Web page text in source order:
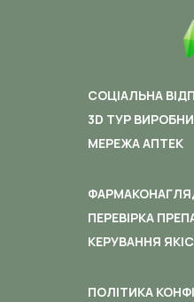
СОЦІАЛЬНА
3D ТУР
МЕРЕЖА АПТЕК
ПЕРЕВІРКА
КЕРУВАННЯ
ПОЛІТИКА